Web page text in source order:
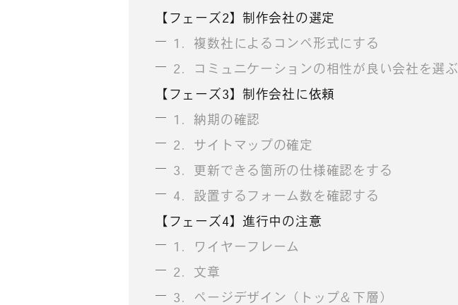
【フェーズ2】制作会社の選定
1．複数社によるコンペ形式にする
2．コミュニケーションの相性が良い会社を選ぶ
【フェーズ3】制作会社に依頼
1．納期の確認
2．サイトマップの確定
3．更新できる箇所の仕様確認をする
4．設置するフォーム数を確認する
【フェーズ4】進行中の注意
1．ワイヤーフレーム
2．文章
3．ページデザイン（トップ＆下層）